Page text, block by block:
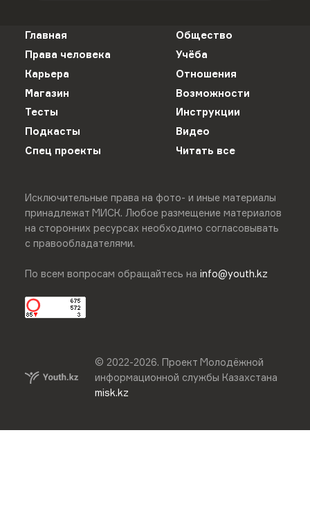
Главная
Общество
Права человека
Учёба
Карьера
Отношения
Магазин
Возможности
Тесты
Инструкции
Подкасты
Видео
Спец проекты
Читать все
Исключительные права на фото- и иные материалы
принадлежат МИСК. Любое размещение материалов
на сторонних ресурсах необходимо согласовывать
с правообладателями.
По всем вопросам обращайтесь на info@youth.kz
© 2022-2026.Проект Молодёжной
информационной службы Казахстана
misk.kz